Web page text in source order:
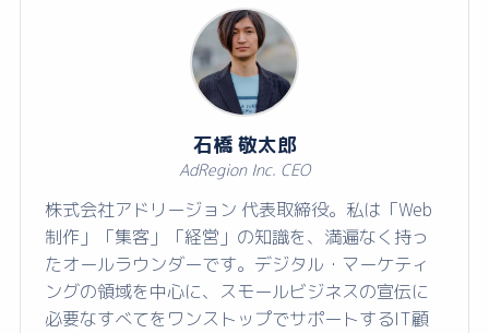
石橋 敬太郎
AdRegion Inc. CEO
株式会社アドリージョン 代表取締役。私は「Web
制作」「集客」「経営」の知識を、満遍なく持っ
たオールラウンダーです。デジタル・マーケティ
ングの領域を中心に、スモールビジネスの宣伝に
必要なすべてをワンストップでサポートするIT顧